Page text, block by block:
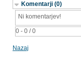
Komentarji (0)
0 - 0 / 0
Ni komentarjev!
Nazaj